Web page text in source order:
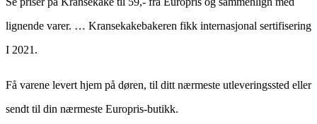
lignende varer. … Kransekakebakeren fikk internasjonal sertifisering
I 2021.
Få varene levert hjem på døren, til ditt nærmeste utleveringssted eller
sendt til din nærmeste Europris-butikk.